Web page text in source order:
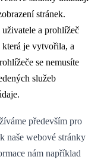
stránek.
a prohlížeč
která je vytvořila, a
se nemusíte
služeb
především pro
naše webové stránky
nám například